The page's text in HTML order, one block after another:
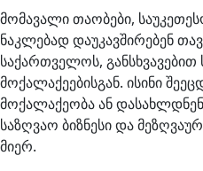
მომავალი თაობები,
ნაკლებად დაუკავშირებენ
საქართველოს, განსხვავებით
მოქალაქეებისგან. ისინი
მოქალაქეობა ან დასახლდნენ
საზღვაო ბიზნესი და
მიერ.